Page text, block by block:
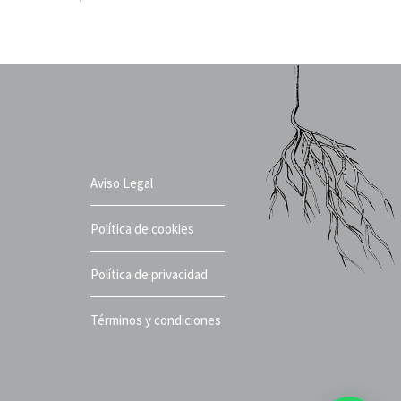
Aviso Legal
Política de cookies
Política de privacidad
Términos y condiciones